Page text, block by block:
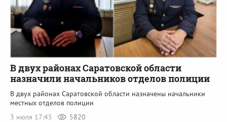
В двух районах Саратовской области
назначили начальников отделов полиции
В двух районах Саратовской области назначены начальники
местных отделов полиции
3 июля 17:45
5820